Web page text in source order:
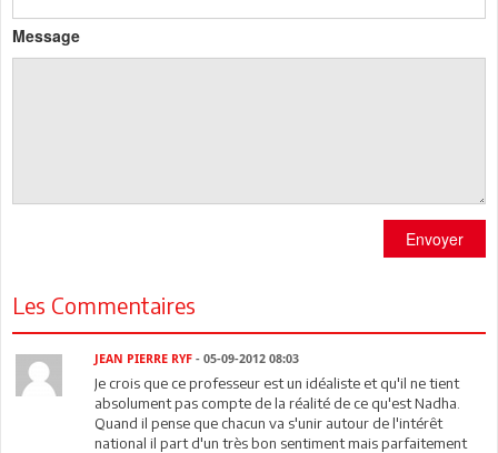
Message
Envoyer
Les Commentaires
JEAN PIERRE RYF - 05-09-2012 08:03
Je crois que ce professeur est un idéaliste et qu'il ne tient
absolument pas compte de la réalité de ce qu'est Nadha.
Quand il pense que chacun va s'unir autour de l'intérêt
national il part d'un très bon sentiment mais parfaitement